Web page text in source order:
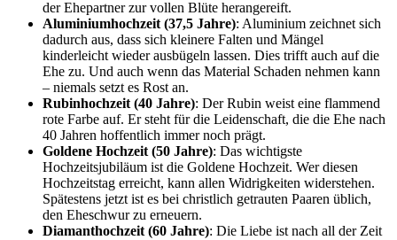
der Ehepartner zur vollen Blüte herangereift.
Aluminiumhochzeit (37,5 Jahre): Aluminium zeichnet sich
dadurch aus, dass sich kleinere Falten und Mängel
kinderleicht wieder ausbügeln lassen. Dies trifft auch auf die
Ehe zu. Und auch wenn das Material Schaden nehmen kann
– niemals setzt es Rost an.
Rubinhochzeit (40 Jahre): Der Rubin weist eine flammend
rote Farbe auf. Er steht für die Leidenschaft, die die Ehe nach
40 Jahren hoffentlich immer noch prägt.
Goldene Hochzeit (50 Jahre): Das wichtigste
Hochzeitsjubiläum ist die Goldene Hochzeit. Wer diesen
Hochzeitstag erreicht, kann allen Widrigkeiten widerstehen.
Spätestens jetzt ist es bei christlich getrauten Paaren üblich,
den Eheschwur zu erneuern.
Diamanthochzeit (60 Jahre): Die Liebe ist nach all der Zeit